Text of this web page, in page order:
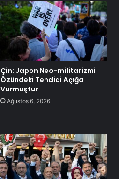
Çin: Japon Neo-militarizmi
Özündeki Tehdidi Açığa
Vurmuştur
Ağustos 6, 2026